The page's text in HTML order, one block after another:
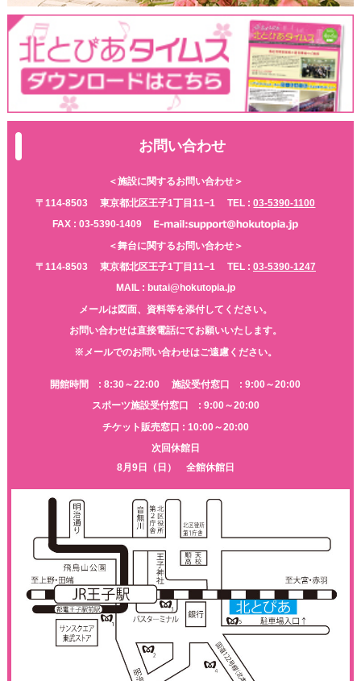
お問い合わせ
＜施設に関するお問い合わせ＞
〒114-8503
東京都北区王子1丁目11−1 TEL :03-5390-1100
FAX : 03-5390-1409
＜舞台に関するお問い合わせ＞
〒114-8503
東京都北区王子1丁目11−1 TEL : 03-5390-1247
MAIL : butai@hokutopia.jp
メールは図面、資料等を添付してください。
お問い合わせは直接電話にてお願いいたします。
※メールでのお問い合わせはご遠慮ください。
開館時間 : 8:30～22:00
施設受付窓口 : 9:00～20:00
スポーツ施設受付窓口 : 9:00～20:00
チケット販売窓口 : 10:00～20:00
次回休館日
8月9日（日） 全館休館日